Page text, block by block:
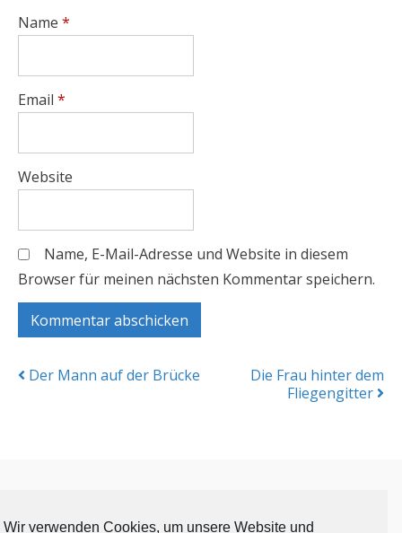
Wir verwenden Cookies, um unsere Website und
Name *
Email *
Website
Name, E-Mail-Adresse und Website in diesem
Browser für meinen nächsten Kommentar speichern.
Posts
Der Mann auf der Brücke
Die Frau hinter dem
Fliegengitter